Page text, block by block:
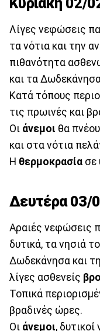
Λίγες νεφώσεις
τα νότια και την
πιθανότητα
και τα
Κατά τόπους
τις πρωινές και
Οι άνεμοι θα
και στα νότια
Η θερμοκρασία σε
Δευτέρα 03/
Αραιές νεφώσεις
δυτικά, τα νησιά
Δωδεκάνησα και
λίγες ασθενείς
Τοπικά
βραδινές ώρες.
Οι άνεμοι,